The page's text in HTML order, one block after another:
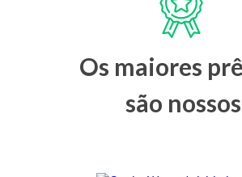
Os maiores
são